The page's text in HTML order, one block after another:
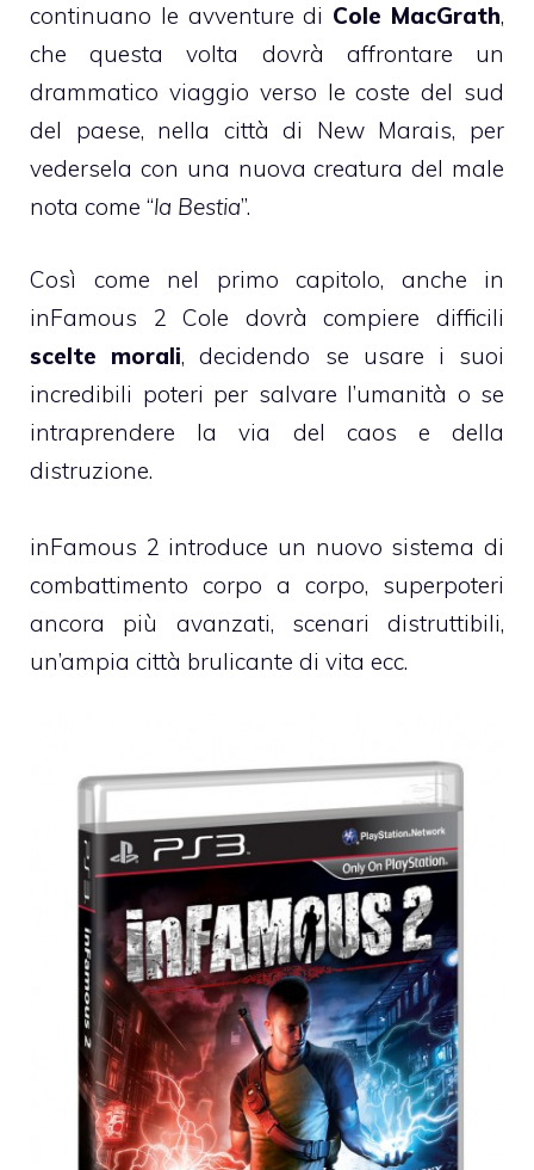
continuano le avventure di Cole MacGrath,
che questa volta dovrà affrontare un
drammatico viaggio verso le coste del sud
del paese, nella città di New Marais, per
vedersela con una nuova creatura del male
nota come “la Bestia”.
Così come nel primo capitolo, anche in
inFamous 2 Cole dovrà compiere difficili
scelte morali, decidendo se usare i suoi
incredibili poteri per salvare l’umanità o se
intraprendere la via del caos e della
distruzione.
inFamous 2 introduce un nuovo sistema di
combattimento corpo a corpo, superpoteri
ancora più avanzati, scenari distruttibili,
un’ampia città brulicante di vita ecc.